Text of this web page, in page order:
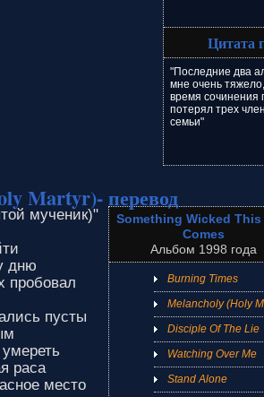
Цитата
"Последние два
мне очень
время сочинения
потерял трех
семьи"
Martyr)- перевод
Something Wicked This
Comes
Альбом 1998 года
Burning Times
Melancholy (Holy
Disciple Of The Lie
Watching Over Me
Stand Alone
мученик)"
дню
пробовал
пусты
раса
место